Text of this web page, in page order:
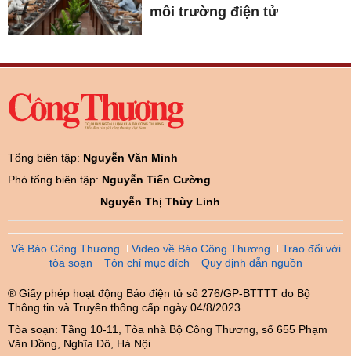
môi trường điện tử
Tổng biên tập: Nguyễn Văn Minh
Phó tổng biên tập: Nguyễn Tiến Cường
Nguyễn Thị Thùy Linh
Về Báo Công Thương Video về Báo Công Thương
Trao đổi với
tòa soạn
Tôn chỉ mục đích Quy định dẫn nguồn
® Giấy phép hoạt động Báo điện tử số 276/GP-BTTTT do Bộ
Thông tin và Truyền thông cấp ngày 04/8/2023
Tòa soạn: Tầng 10-11, Tòa nhà Bộ Công Thương, số 655 Phạm
Văn Đồng, Nghĩa Đô, Hà Nội.